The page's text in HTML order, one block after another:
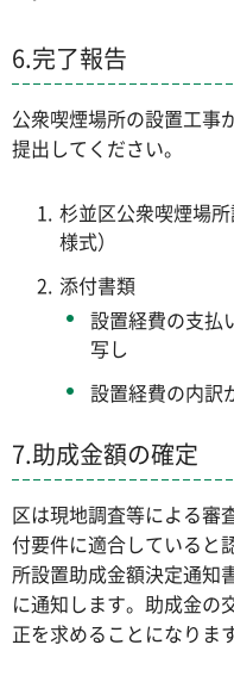
6.完了報告
公衆喫煙場所の設置工事
提出してください。
杉並区公衆喫煙場
様式）
添付書類
設置経費の支払
写し
設置経費の内訳
7.助成金額の確定
区は現地調査等による審
付要件に適合していると
所設置助成金額決定通知
に通知します。助成金の
正を求めることになりま